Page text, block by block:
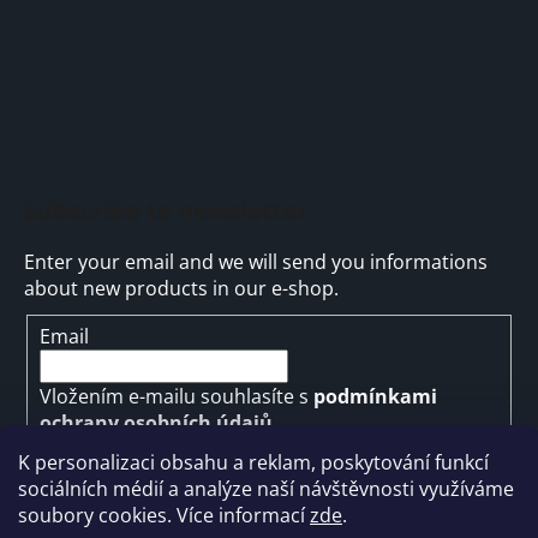
K personalizaci obsahu a reklam, poskytování funkcí
sociálních médií a analýze naší návštěvnosti využíváme
soubory cookies. Více informacízde.
Enter your email and we will send you informations
about new products in our e-shop.
Email
Vložením e-mailu souhlasíte s podmínkami
ochrany osobních údajů
SUBSCRIBE